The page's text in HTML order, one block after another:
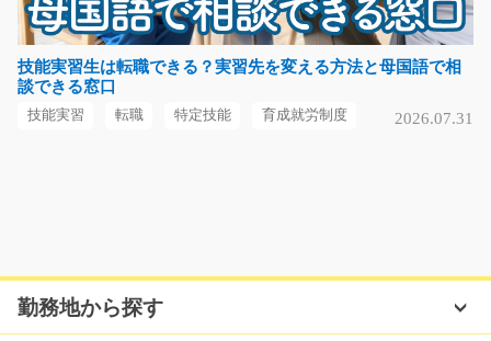
～倉庫内で野菜の荷下ろし・仕分けを中心に行うお仕事
～ カウンターリフ…
長期（3ヶ月以上）
時給1241円
静岡県榛原郡吉田町
プレス機で製品を加工したり、有資格者は製品を所定の
技能実習生は転職できる？実習先を変える方法と母国語で相
談できる窓口
技能実習 転職 特定技能 育成就労制度 2026.07.31
勤務地から探す